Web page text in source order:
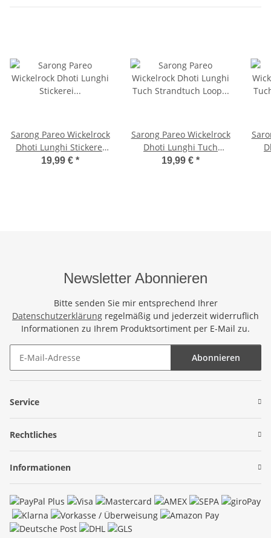
Sarong Pareo Wickelrock
Dhoti Lunghi Stickerei
Schmetterling Tuch
19,99 € *
Sarong Pareo Wickelrock
Dhoti Lunghi Tuch
Strandtuch Loop
19,99 € *
Newsletter Abonnieren
Bitte senden Sie mir entsprechend Ihrer
Datenschutzerklärung regelmäßig und jederzeit widerruflich
Informationen zu Ihrem Produktsortiment per E-Mail zu.
Abonnieren
Service
Rechtliches
Informationen